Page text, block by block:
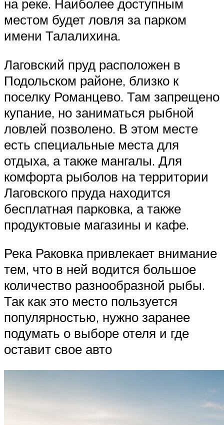
на реке. Наиболее доступным
местом будет ловля за парком
имени Талалихина.
Лаговский пруд расположен в
Подольском районе, близко к
поселку Романцево. Там запрещено
купание, но заниматься рыбной
ловлей позволено. В этом месте
есть специальные места для
отдыха, а также мангалы. Для
комфорта рыболов на территории
Лаговского пруда находится
бесплатная парковка, а также
продуктовые магазины и кафе.
Река Раковка привлекает внимание
тем, что в ней водится большое
количество разнообразной рыбы.
Так как это место пользуется
популярностью, нужно заранее
подумать о выборе отеля и где
оставит свое авто